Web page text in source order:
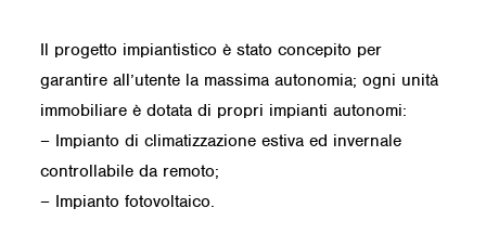
Il progetto impiantistico è stato concepito per
garantire all’utente la massima autonomia; ogni unità
immobiliare è dotata di propri impianti autonomi:
– Impianto di climatizzazione estiva ed invernale
controllabile da remoto;
– Impianto fotovoltaico.